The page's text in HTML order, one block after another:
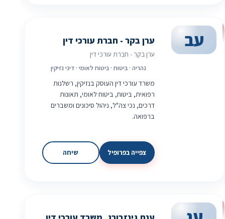
עב ערן בקר - חברת עורכי דין
ערן בקר - חברת עורכי דין
נהריה · ביטוח · ביטוח לאומי · דיני נזיקין
משרד עורכי דין העוסק בנזיקין, רשלנות
רפואית, ביטוח, ביטוח לאומי, תאונות
דרכים, נכי צה"ל, ניהול סיכונים ומשברים
ברפואה.
צפייה בפרופיל שיחה